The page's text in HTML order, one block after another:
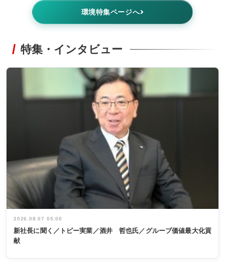
環境特集ページへ
特集・インタビュー
2026.08.07 05:00
新社長に聞く／トピー実業／酒井 哲也氏／グループ価値最大化貢
献